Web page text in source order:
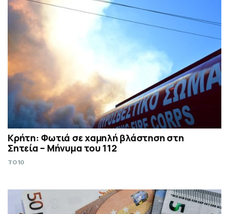
Κρήτη: Φωτιά σε χαμηλή βλάστηση στη
Σητεία – Μήνυμα του 112
TO10